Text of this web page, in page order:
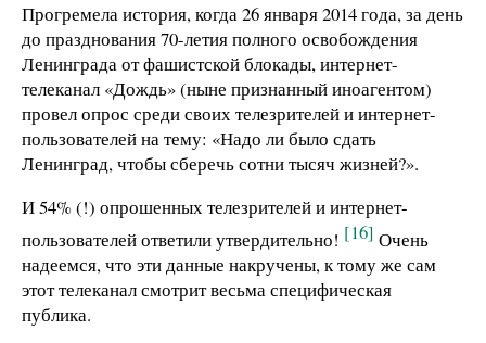
Прогремела история, когда 26 января 2014 года, за день
до празднования 70-летия полного освобождения
Ленинграда от фашистской блокады, интернет-
телеканал «Дождь» (ныне признанный иноагентом)
провел опрос среди своих телезрителей и интернет-
пользователей на тему: «Надо ли было сдать
Ленинград, чтобы сберечь сотни тысяч жизней?».
И 54% (!) опрошенных телезрителей и интернет-
пользователей ответили утвердительно! [16] Очень
надеемся, что эти данные накручены, к тому же сам
этот телеканал смотрит весьма специфическая
публика.